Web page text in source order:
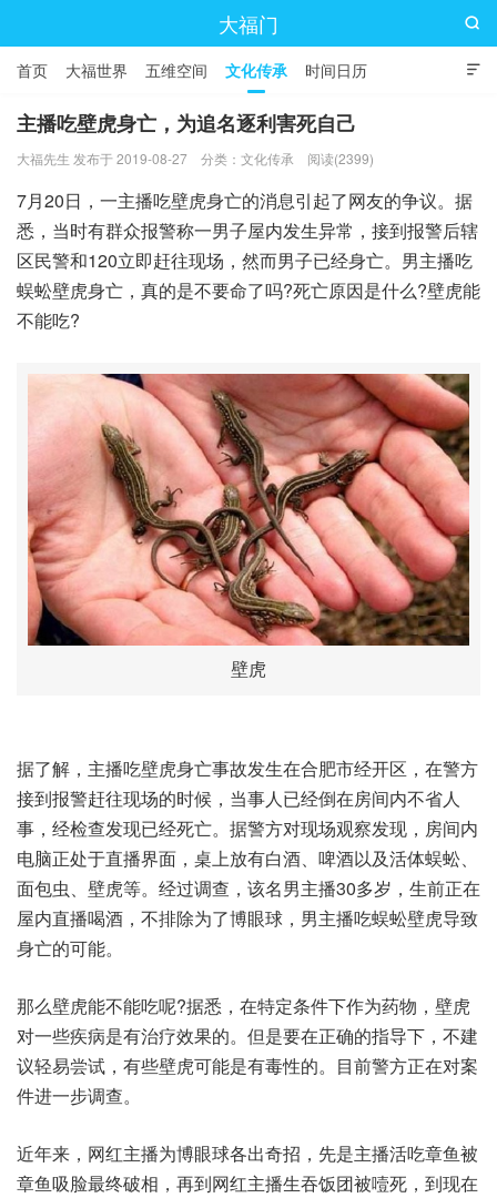
大福门

首页 大福世界 五维空间 文化传承 时间日历

主播吃壁虎身亡，为追名逐利害死自己
大福先生 发布于 2019-08-27 分类： 文化传承 阅读(2399)
7月20日，一主播吃壁虎身亡的消息引起了网友的争议。据
悉，当时有群众报警称一男子屋内发生异常，接到报警后辖
区民警和120立即赶往现场，然而男子已经身亡。男主播吃
蜈蚣壁虎身亡，真的是不要命了吗?死亡原因是什么?壁虎能
不能吃?
壁虎
据了解，主播吃壁虎身亡事故发生在合肥市经开区，在警方
接到报警赶往现场的时候，当事人已经倒在房间内不省人
事，经检查发现已经死亡。据警方对现场观察发现，房间内
电脑正处于直播界面，桌上放有白酒、啤酒以及活体蜈蚣、
面包虫、壁虎等。经过调查，该名男主播30多岁，生前正在
屋内直播喝酒，不排除为了博眼球，男主播吃蜈蚣壁虎导致
身亡的可能。
那么壁虎能不能吃呢?据悉，在特定条件下作为药物，壁虎
对一些疾病是有治疗效果的。但是要在正确的指导下，不建
议轻易尝试，有些壁虎可能是有毒性的。目前警方正在对案
件进一步调查。
近年来，网红主播为博眼球各出奇招，先是主播活吃章鱼被
章鱼吸脸最终破相，再到网红主播生吞饭团被噎死，到现在